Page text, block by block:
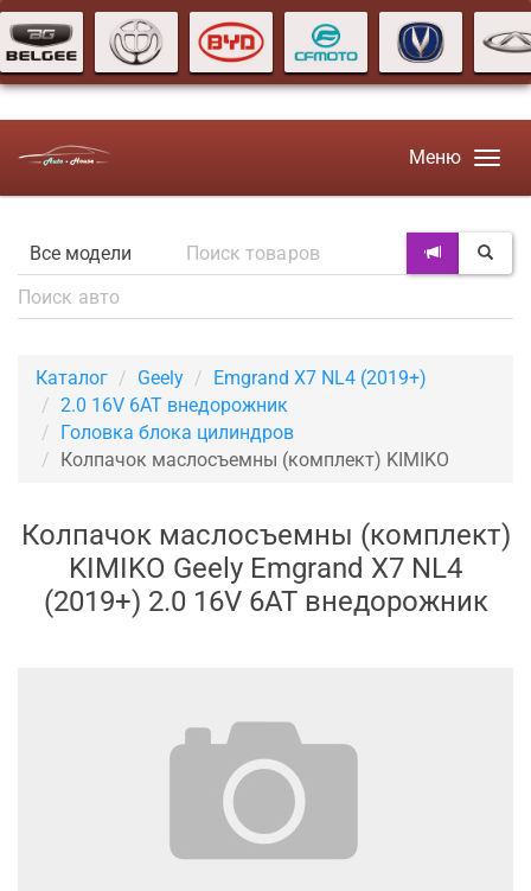
Меню
Каталог Geely
Emgrand X7 NL4 (2019+)
2.0 16V 6AT внедорожник
Головка блока цилиндров
Колпачок маслосъемны (комплект) KIMIKO
Колпачок маслосъемны (комплект)
KIMIKO Geely Emgrand X7 NL4
(2019+) 2.0 16V 6AT внедорожник